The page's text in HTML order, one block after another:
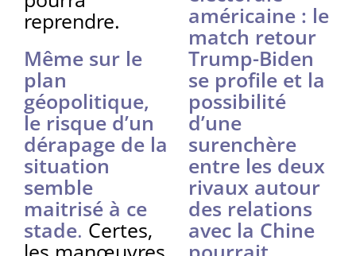
reprendre.
Même sur le
plan
géopolitique,
le risque d’un
dérapage de la
situation
semble
maitrisé à ce
stade. Certes,
américaine : le
match retour
Trump-Biden
se profile et la
possibilité
d’une
surenchère
entre les deux
rivaux autour
des relations
avec la Chine